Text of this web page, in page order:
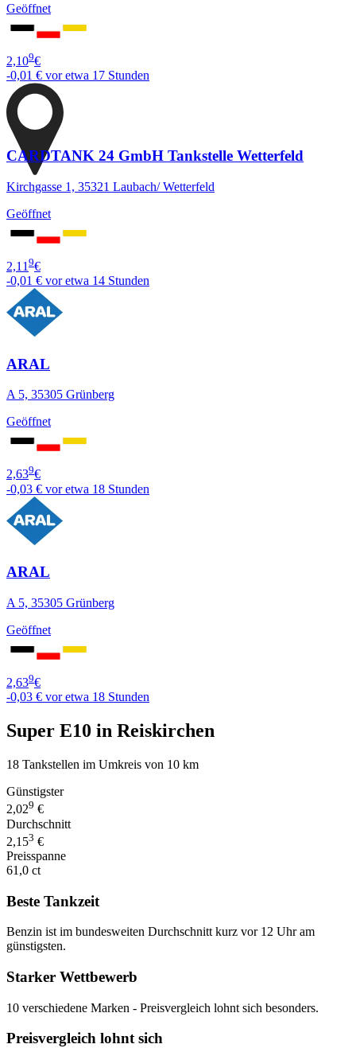
Geöffnet
2,109€
-0,01 € vor etwa 17 Stunden
CARDTANK 24 GmbH Tankstelle Wetterfeld
Kirchgasse 1, 35321 Laubach/ Wetterfeld
Geöffnet
2,11 9€
-0,01 € vor etwa 14 Stunden
ARAL
A 5, 35305 Grünberg
Geöffnet
2,639€
-0,03 € vor etwa 18 Stunden
ARAL
A 5, 35305 Grünberg
Geöffnet
2,639€
-0,03 € vor etwa 18 Stunden
Super E10 in Reiskirchen
18 Tankstellen im Umkreis von 10 km
Günstigster
2,029 €
Durchschnitt
2,153 €
Preisspanne
61,0 ct
Beste Tankzeit
Benzin ist im bundesweiten Durchschnitt kurz vor 12 Uhr am
günstigsten.
Starker Wettbewerb
10 verschiedene Marken - Preisvergleich lohnt sich besonders.
Preisvergleich lohnt sich